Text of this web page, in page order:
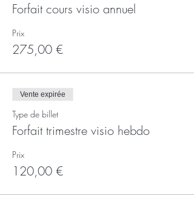
Forfait cours visio annuel
Prix
275,00 €
Vente expirée
Type de billet
Forfait trimestre visio hebdo
Prix
120,00 €